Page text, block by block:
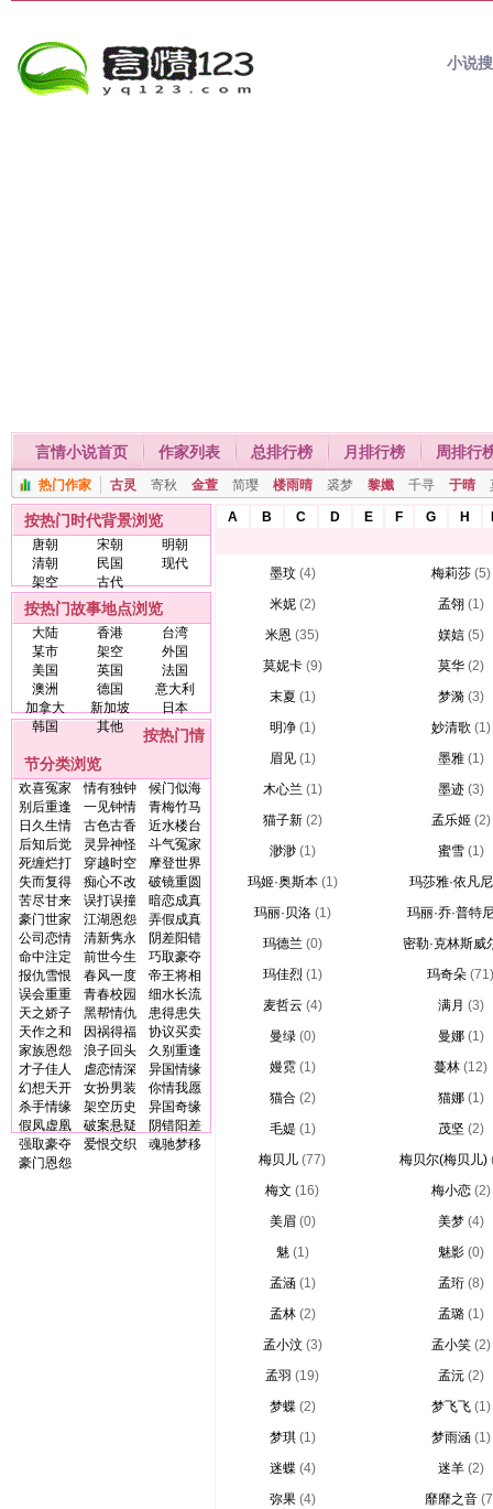
小说
言情小说首页 作家列表 总排行榜 月排行榜 周排行
热门作家 古灵 寄秋 金萱 简璎 楼雨晴 裘梦 黎孅 千寻 于晴
按热门时代背景浏览
唐朝 宋朝
明朝
清朝
民国
现代
架空
古代
按热门故事地点浏览
大陆 香港
台湾
某市
架空
外国
美国
英国
法国
澳洲
德国
意大利
加拿大
新加坡
日本
韩国
其他
按热门情
节分类浏览
欢喜冤家 情有独钟
候门似海
别后重逢
一见钟情
青梅竹马
日久生情
古色古香
近水楼台
后知后觉
灵异神怪
斗气冤家
死缠烂打
穿越时空
摩登世界
失而复得
痴心不改
破镜重圆
苦尽甘来
误打误撞
暗恋成真
豪门世家
江湖恩怨
弄假成真
公司恋情
清新隽永
阴差阳错
命中注定
前世今生
巧取豪夺
报仇雪恨
春风一度
帝王将相
误会重重
青春校园
细水长流
天之娇子
黑帮情仇
患得患失
天作之和
因祸得福
协议买卖
家族恩怨
浪子回头
久别重逢
才子佳人
虐恋情深
异国情缘
幻想天开
女扮男装
你情我愿
杀手情缘
架空历史
异国奇缘
假凤虚凰
破案悬疑
阴错阳差
强取豪夺
爱恨交织
魂驰梦移
豪门恩怨
A B C D E F G H
墨玟 (4) 梅莉莎 (5)
米妮 (2) 孟翎 (1)
米恩 (35) 媄娮 (5)
莫妮卡 (9) 莫华 (2)
末夏 (1) 梦漪 (3)
明净 (1) 妙清歌 (1)
眉见 (1) 墨雅 (1)
木心兰 (1) 墨迹 (3)
猫子新 (2) 孟乐姬 (2)
渺渺 (1) 蜜雪 (1)
玛姬·奥斯本 (1)
玛莎雅·依凡尼
玛丽·贝洛 (1)
玛丽·乔·普特
玛德兰 (0)
密勒·克林斯威
玛佳烈 (1) 玛奇朵 (71)
麦哲云 (4) 满月 (3)
曼绿 (0) 曼娜 (1)
嫚霓 (1) 蔓林 (12)
猫合 (2) 猫娜 (1)
毛媞 (1) 茂坚 (2)
梅贝儿 (77) 梅贝尔(梅贝儿)
梅文 (16) 梅小恋 (2)
美眉 (0) 美梦 (4)
魅 (1) 魅影 (0)
孟涵 (1) 孟珩 (8)
孟林 (2) 孟璐 (1)
孟小汶 (3) 孟小笑 (2)
孟羽 (19) 孟沅 (2)
梦蝶 (2) 梦飞飞 (1)
梦琪 (1) 梦雨涵 (1)
迷蝶 (4) 迷羊 (2)
弥果 (4) 靡靡之音